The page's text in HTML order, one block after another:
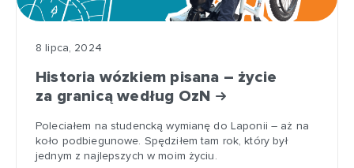
8 lipca, 2024
Historia wózkiem pisana – życie
za granicą według OzN
Poleciałem na studencką wymianę do Laponii – aż na
koło podbiegunowe. Spędziłem tam rok, który był
jednym z najlepszych w moim życiu.